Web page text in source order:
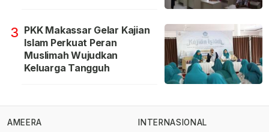
3 PKK Makassar Gelar Kajian
Islam Perkuat Peran
Muslimah Wujudkan
Keluarga Tangguh
AMEERA INTERNASIONAL